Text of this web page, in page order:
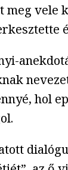
vele
hol